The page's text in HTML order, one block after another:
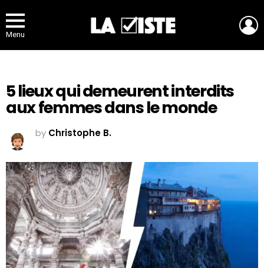
Menu
5 lieux qui demeurent interdits
aux femmes dans le monde
by Christophe B.